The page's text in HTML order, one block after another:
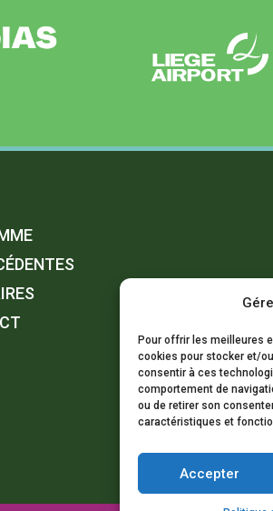
Pour offrir les meilleures
cookies pour stocker et/
consentir à ces
comportement de
ou de retirer son
caractéristiques et
Accepter
vous
Rendez-